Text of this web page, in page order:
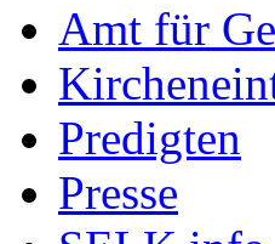
Amt für
Predigten
Presse